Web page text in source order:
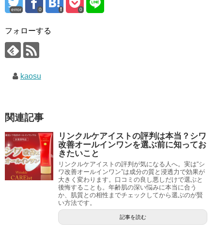
error 0 0
フォローする
kaosu
関連記事
リンクルケアイストの評判は本当？シワ
改善オールインワンを選ぶ前に知ってお
きたいこと
リンクルケアイストの評判が気になる人へ。実は“シ
ワ改善オールインワン”は成分の質と浸透力で効果が
大きく変わります。口コミの良し悪しだけで選ぶと
後悔することも。年齢肌の深い悩みに本当に合う
か、肌質との相性までチェックしてから選ぶのが賢
い方法です。
記事を読む